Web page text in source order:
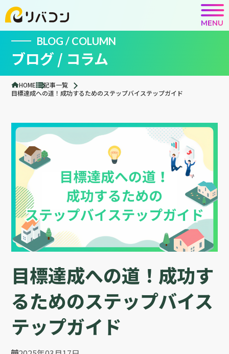
MENU
BLOG / COLUMN
ブログ / コラム
HOME
記事一覧
目標達成への道！成功するためのステップバイステップガイド
目標達成への道！成功す
るためのステップバイス
テップガイド